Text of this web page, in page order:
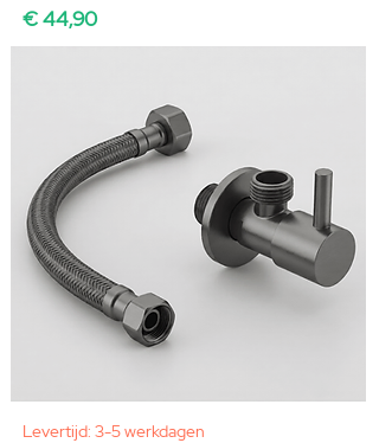
Prijs
€ 44,90
Levertijd: 3-5 werkdagen